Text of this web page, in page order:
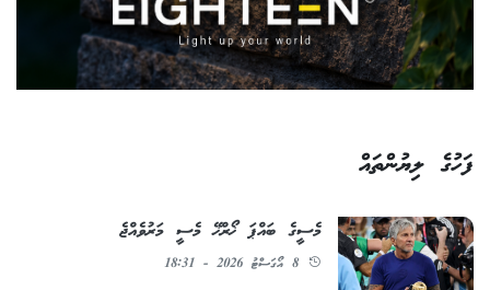
ފަހުގެ ލިޔުންތައް
މެސީގެ ބައްޕަ ޚޯރްޚޭ މެސީ މަރުވެއްޖެ
8 އޯގަސްޓު 2026 - 18:31